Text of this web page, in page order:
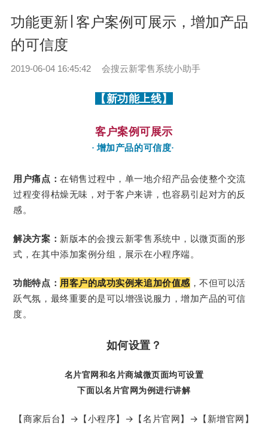
功能更新∣ 客户案例可展示，增加产品
的可信度
2019-06-04 16:45:42 会搜云新零售系统小助手
【新功能上线】
客户案例可展示
· 增加产品的可信度·
用户痛点：在销售过程中，单一地介绍产品会使整个交流
过程变得枯燥无味，对于客户来讲，也容易引起对方的反
感。
解决方案： 新版本的会搜云新零售系统中，以微页面的形
式，在其中添加案例分组，展示在小程序端。
功能特点： 用客户的成功实例来追加价值感，不但可以活
跃气氛，最终重要的是可以增强说服力，增加产品的可信
度。
如何设置？
名片官网和名片商城微页面均可设置
下面以名片官网为例进行讲解
【商家后台】→【小程序】→【名片官网】→【新增官网】